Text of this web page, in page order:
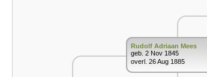
Rudolf Adriaan Mees
geb. 2 Nov 1845
overl. 26 Aug 1885